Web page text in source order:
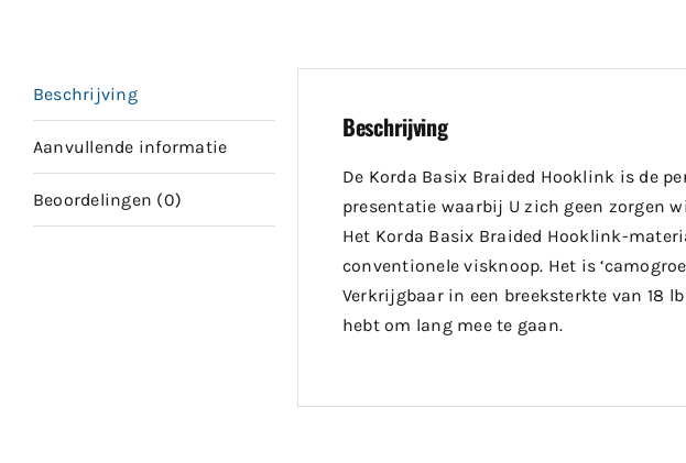
Beschrijving
Aanvullende informatie
Beoordelingen (0)
Beschrijving
De Korda Basix Braided Hooklink is de
presentatie waarbij U zich geen zorgen
Het Korda Basix Braided Hooklink-
conventionele visknoop. Het is
Verkrijgbaar in een breeksterkte van 18
hebt om lang mee te gaan.